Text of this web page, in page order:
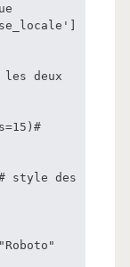
les deux
style des